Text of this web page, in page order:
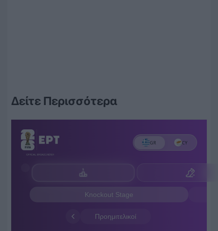
Δείτε Περισσότερα